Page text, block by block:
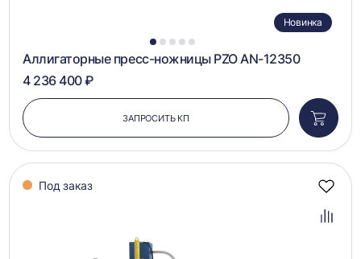
1 2 3 4 5
Новинка
Аллигаторные пресс-ножницы PZO AN-12350
4 236 400 ₽
ЗАПРОСИТЬ КП
в
Под заказ